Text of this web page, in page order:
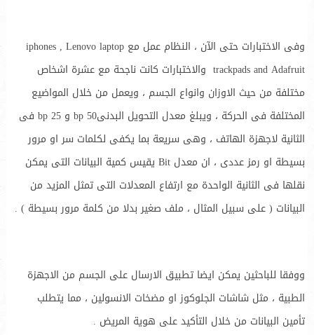
وفى الاختبارات حتى الآن ، النظام عمل مع iphones , Lenovo laptop
trackpads and Adafruit والاختبارات كانت ناجحة مع عشرة اشخاص
مختلفة من حيث الاوزان وانواع الجسم ، ويعمل من خلال المواضيع
المختلفة فى الحركة ، ويبلغ معدل التحويل البدنى50 bp و 25 bp فى
الثانية لاجهزة الهاتف ، وهى سريعة بما يكفى لكلمات سر او مرور
بسيطة او رمز عددى ، ان معدل Bit يقيس كمية البيانات التى يمكن
نقلها فى الثانية الواحدة مع ارتفاع المعدلات التى تمثل المزيد من
البيانات ( على سبيل المثال ، ملف صغير بدلا من كلمة مرور بسيطة ) .
ووفقا للباحثين يمكن ايضا تطبيق الارسال على الجسم من الاجهزة
الطبية ، مثل شاشات الجلوكوز او مضخات الانسولين ، مما يتطلب
تأمين البيانات من خلال التأكيد على هوية المريض .